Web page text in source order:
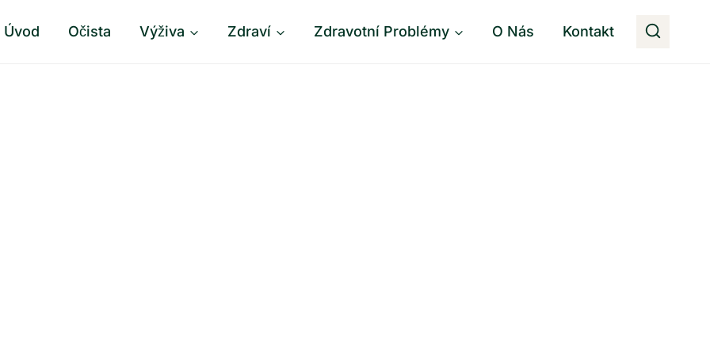
Úvod Očista Výživa Zdraví Zdravotní Problémy O Nás Kontakt